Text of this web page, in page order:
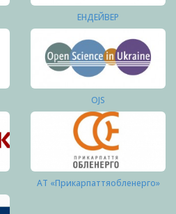
ЕНДЕЙВЕР
OJS
АТ «Прикарпаттяобленерго»